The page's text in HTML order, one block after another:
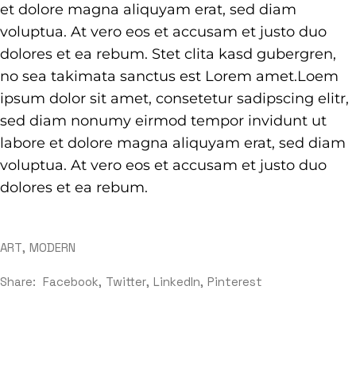
et dolore magna aliquyam erat, sed diam
voluptua. At vero eos et accusam et justo duo
dolores et ea rebum. Stet clita kasd gubergren,
no sea takimata sanctus est Lorem amet.Loem
ipsum dolor sit amet, consetetur sadipscing elitr,
sed diam nonumy eirmod tempor invidunt ut
labore et dolore magna aliquyam erat, sed diam
voluptua. At vero eos et accusam et justo duo
dolores et ea rebum.
ART MODERN
Share: Facebook Twitter LinkedIn Pinterest